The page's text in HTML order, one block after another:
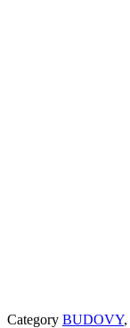
Category BUDOVY,